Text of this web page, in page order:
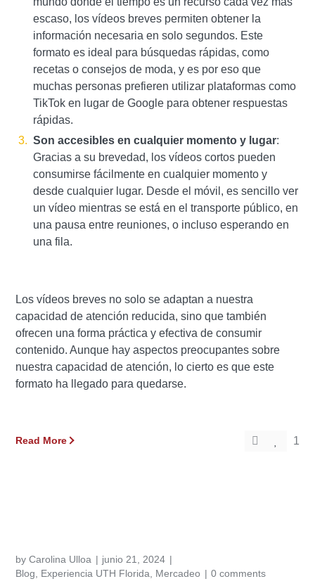
escaso, los vídeos breves permiten obtener la
información necesaria en solo segundos. Este
formato es ideal para búsquedas rápidas, como
recetas o consejos de moda, y es por eso que
muchas personas prefieren utilizar plataformas como
TikTok en lugar de Google para obtener respuestas
rápidas.
Son accesibles en cualquier momento y lugar:
Gracias a su brevedad, los vídeos cortos pueden
consumirse fácilmente en cualquier momento y
desde cualquier lugar. Desde el móvil, es sencillo ver
un vídeo mientras se está en el transporte público, en
una pausa entre reuniones, o incluso esperando en
una fila.
Los vídeos breves no solo se adaptan a nuestra
capacidad de atención reducida, sino que también
ofrecen una forma práctica y efectiva de consumir
contenido. Aunque hay aspectos preocupantes sobre
nuestra capacidad de atención, lo cierto es que este
formato ha llegado para quedarse.
Read More 1
byCarolina Ulloa
junio 21, 2024
Blog
Experiencia UTH Florida Mercadeo 0 comments